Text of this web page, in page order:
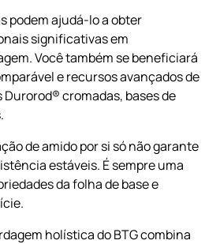
podem ajudá-lo a obter
significativas em
Você também se beneficiará
e recursos avançados de
cromadas, bases de
de amido por si só não garante
estáveis. É sempre uma
da folha de base e
holística do BTG combina